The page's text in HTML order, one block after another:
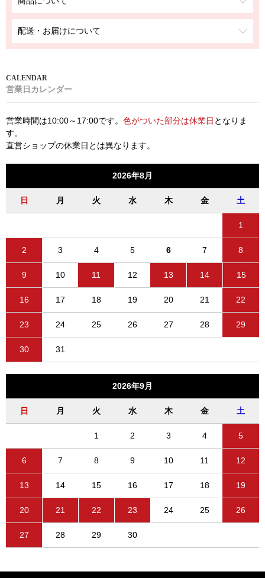
配送・お届けについて
営業日カレンダー
営業時間は10:00～17:00です。 色がついた部分は休業日 となりま
す。
直営ショップの休業日とは異なります。
2026年8月
日 月 火 水 木 金 土
1
2 3 4 5 6 7 8
9 10 11 12 13 14 15
16 17 18 19 20 21 22
23 24 25 26 27 28 29
30 31
2026年9月
日 月 火 水 木 金 土
1 2 3 4 5
6 7 8 9 10 11 12
13 14 15 16 17 18 19
20 21 22 23 24 25 26
27 28 29 30